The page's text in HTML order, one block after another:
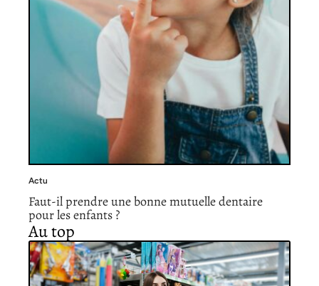
Actu
Faut-il prendre une bonne mutuelle dentaire
pour les enfants ?
Au top